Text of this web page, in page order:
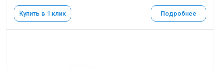
Купить в 1 клик Подробнее